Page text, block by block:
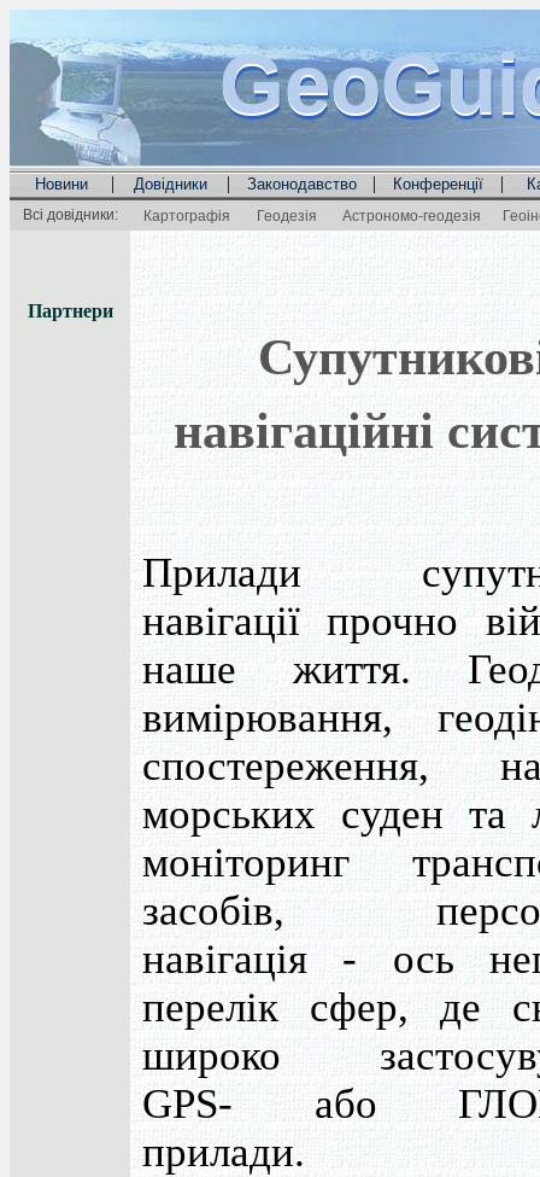
Новини | Довідники | Законодавство | Конференції |
Всі довідники: Картографія Геодезія Астрономо-геодезія
Партнери
навігаційні
Прилади
навігації прочно
наше життя.
вимірювання,
спостереження,
морських суден та
моніторинг
засобів,
навігація - ось
перелік сфер, де
широко
GPS- або
прилади.